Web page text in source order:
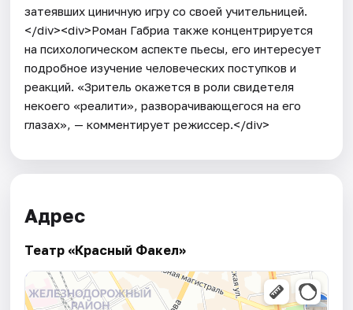
затеявших циничную игру со своей учительницей.
</div><div>Роман Габриа также концентрируется
на психологическом аспекте пьесы, его интересует
подробное изучение человеческих поступков и
реакций. «Зритель окажется в роли свидетеля
некоего «реалити», разворачивающегося на его
глазах», — комментирует режиссер.</div>
Адрес
Театр «Красный Факел»